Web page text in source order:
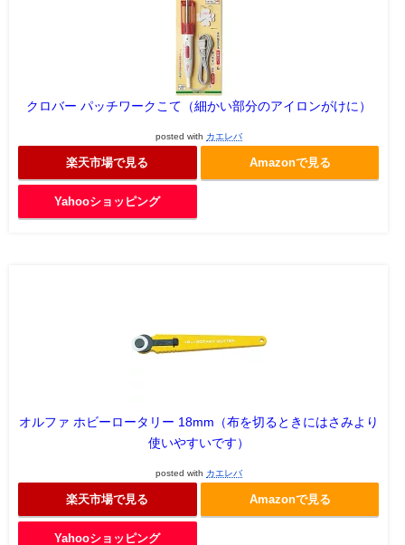
クロバー パッチワークこて（細かい部分のアイロンがけに）
posted with カエレバ
楽天市場で見る Amazonで見る
Yahooショッピング
オルファ ホビーロータリー 18mm（布を切るときにはさみより
使いやすいです）
posted with カエレバ
楽天市場で見る Amazonで見る
Yahooショッピング